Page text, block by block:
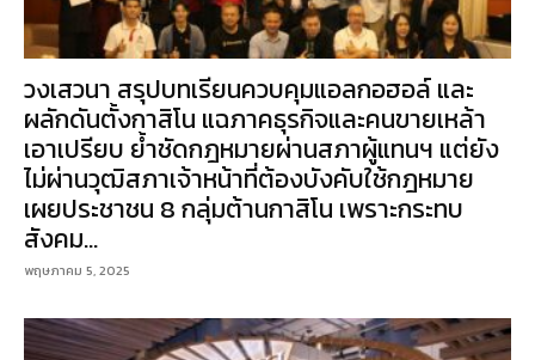
วงเสวนา สรุปบทเรียนควบคุมแอลกอฮอล์ และ
ผลักดันตั้งกาสิโน แฉภาคธุรกิจและคนขายเหล้า
เอาเปรียบ ย้ำชัดกฎหมายผ่านสภาผู้แทนฯ แต่ยัง
ไม่ผ่านวุฒิสภาเจ้าหน้าที่ต้องบังคับใช้กฎหมาย
เผยประชาชน 8 กลุ่มต้านกาสิโน เพราะกระทบ
สังคม...
พฤษภาคม 5, 2025